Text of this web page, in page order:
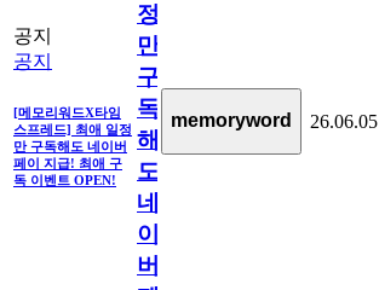
공지
공지
[메모리워드X타임
스프레드] 최애 일정
만 구독해도 네이버
페이 지급! 최애 구
독 이벤트 OPEN!
정
만
구
독
해
도
네
이
버
memoryword 26.06.05